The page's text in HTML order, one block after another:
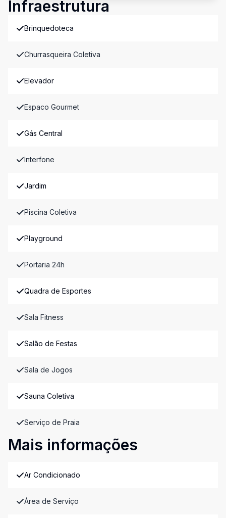
Infraestrutura
Brinquedoteca
Churrasqueira Coletiva
Elevador
Espaco Gourmet
Gás Central
Interfone
Jardim
Piscina Coletiva
Playground
Portaria 24h
Quadra de Esportes
Sala Fitness
Salão de Festas
Sala de Jogos
Sauna Coletiva
Serviço de Praia
Mais informações
Ar Condicionado
Área de Serviço